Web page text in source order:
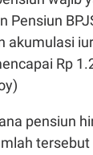
Pensiun
akumulasi
Rp
pensiun